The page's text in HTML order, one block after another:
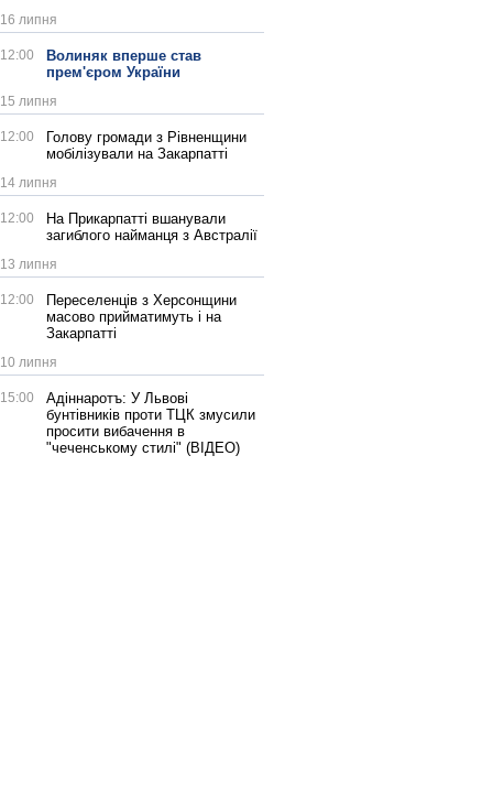
16 липня
12:00
Волиняк вперше став
прем'єром України
15 липня
12:00
Голову громади з Рівненщини
мобілізували на Закарпатті
14 липня
12:00
На Прикарпатті вшанували
загиблого найманця з Австралії
13 липня
12:00
Переселенців з Херсонщини
масово прийматимуть і на
Закарпатті
10 липня
15:00
Адіннаротъ: У Львові
бунтівників проти ТЦК змусили
просити вибачення в
"чеченському стилі" (ВІДЕО)